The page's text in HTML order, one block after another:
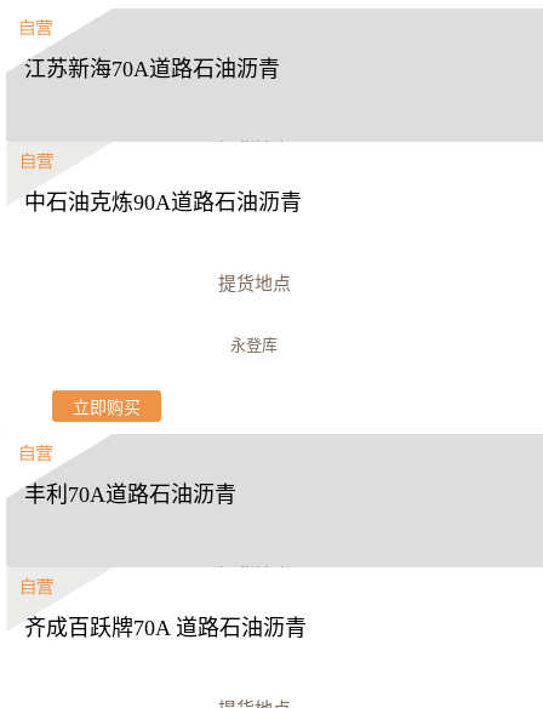
江苏新海70A道路石油沥青
江苏新海石化
中石油克炼90A道路石油沥青
提货地点
永登库
立即购买
丰利70A道路石油沥青
河南丰利石化厂区
齐成百跃牌70A 道路石油沥青